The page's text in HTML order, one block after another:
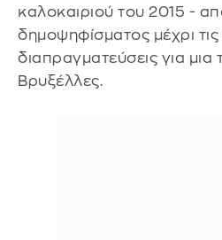
καλοκαιριού του 2015 -
δημοψηφίσματος μέχρι τις
διαπραγματεύσεις για μια
Βρυξέλλες.